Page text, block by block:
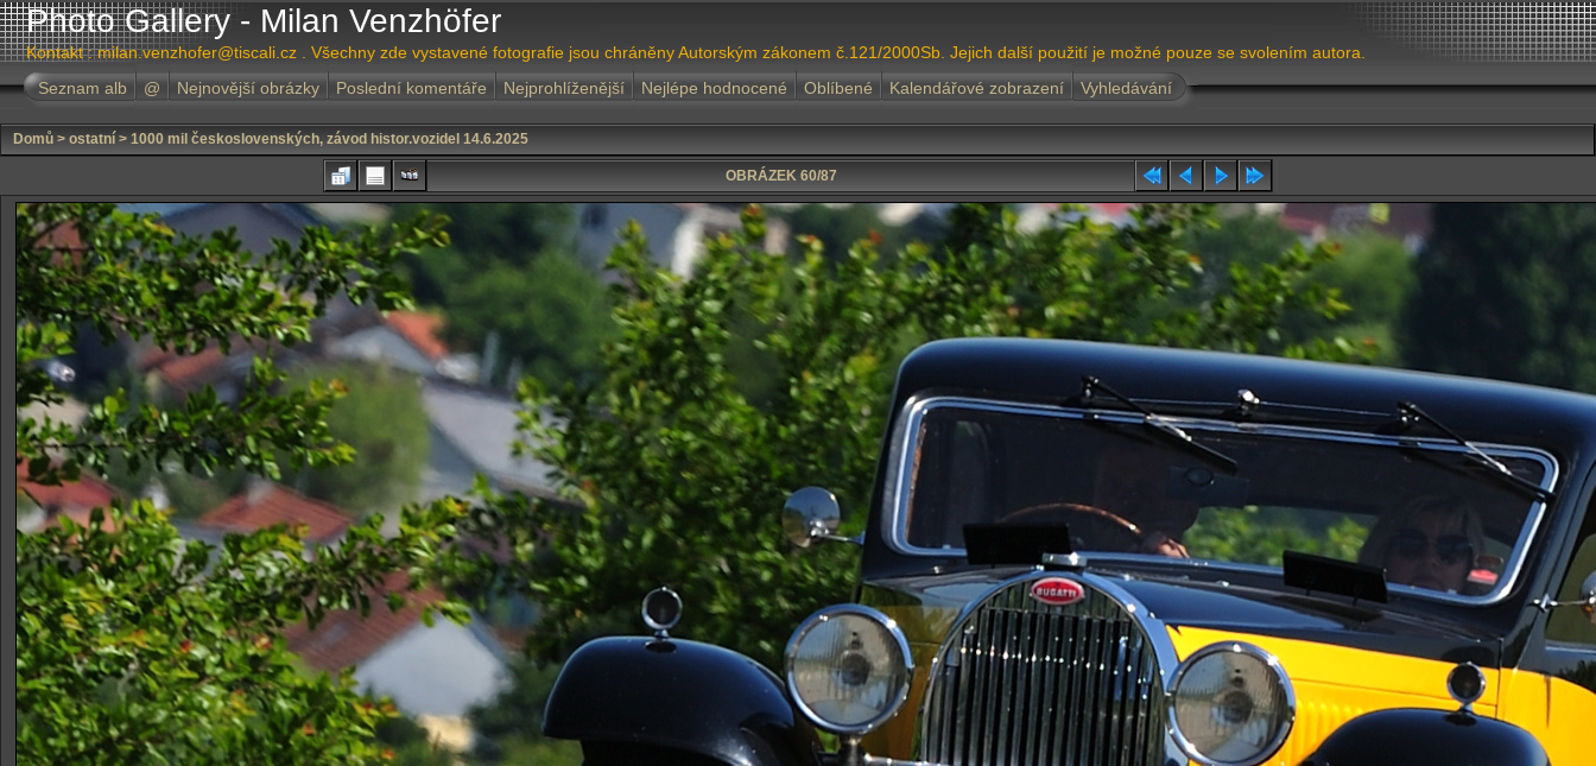
Photo Gallery - Milan Venzhöfer
Kontakt : milan.venzhofer@tiscali.cz . Všechny zde vystavené fotografie jsou chráněny Autorským zákonem č.121/2000Sb. Jejich další použití je možné pouze se svolením autora.
Seznam alb
@ Nejnovější obrázky Poslední komentáře Nejprohlíženější Nejlépe hodnocené Oblíbené Kalendářové zobrazení Vyhledávání
Domů > ostatní > 1000 mil československých, závod histor.vozidel 14.6.2025
OBRÁZEK 60/87